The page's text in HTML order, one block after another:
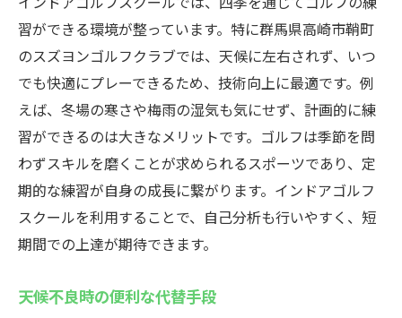
習ができる環境が整っています。特に群馬県高崎市鞘町
のスズヨンゴルフクラブでは、天候に左右されず、いつ
でも快適にプレーできるため、技術向上に最適です。例
えば、冬場の寒さや梅雨の湿気も気にせず、計画的に練
習ができるのは大きなメリットです。ゴルフは季節を問
わずスキルを磨くことが求められるスポーツであり、定
期的な練習が自身の成長に繋がります。インドアゴルフ
スクールを利用することで、自己分析も行いやすく、短
期間での上達が期待できます。
天候不良時の便利な代替手段